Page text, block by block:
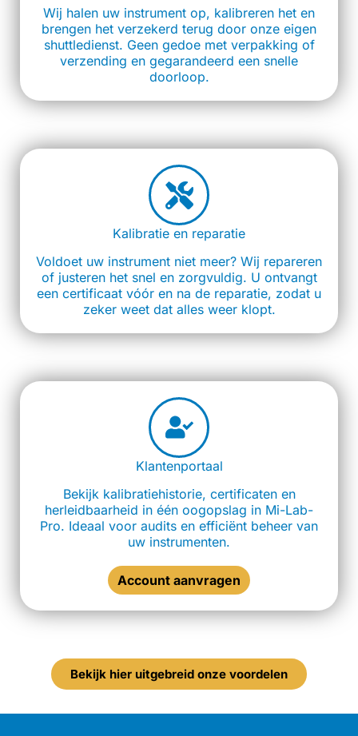
Wij halen uw instrument op, kalibreren het en
brengen het verzekerd terug door onze eigen
shuttledienst. Geen gedoe met verpakking of
verzending en gegarandeerd een snelle
doorloop.
Kalibratie en reparatie
Voldoet uw instrument niet meer? Wij repareren
of justeren het snel en zorgvuldig. U ontvangt
een certificaat vóór en na de reparatie, zodat u
zeker weet dat alles weer klopt.
Klantenportaal
Bekijk kalibratiehistorie, certificaten en
herleidbaarheid in één oogopslag in Mi-Lab-
Pro. Ideaal voor audits en efficiënt beheer van
uw instrumenten.
Account aanvragen
Bekijk hier uitgebreid onze voordelen